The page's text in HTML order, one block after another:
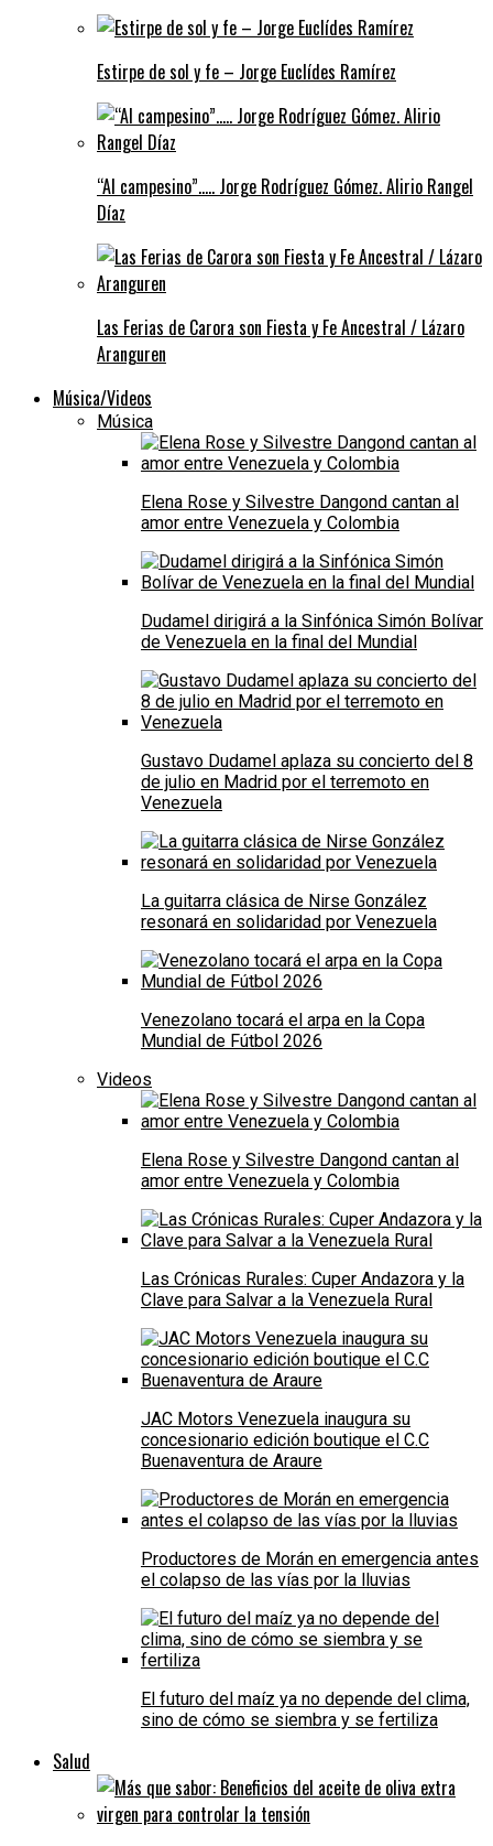
Estirpe de sol y fe – Jorge Euclídes Ramírez
“Al campesino”….. Jorge Rodríguez Gómez. Alirio Rangel
Díaz
Las Ferias de Carora son Fiesta y Fe Ancestral / Lázaro
Aranguren
Música/Videos
Música
Elena Rose y Silvestre Dangond cantan al
amor entre Venezuela y Colombia
Dudamel dirigirá a la Sinfónica Simón Bolívar
de Venezuela en la final del Mundial
Gustavo Dudamel aplaza su concierto del 8
de julio en Madrid por el terremoto en
Venezuela
La guitarra clásica de Nirse González
resonará en solidaridad por Venezuela
Venezolano tocará el arpa en la Copa
Mundial de Fútbol 2026
Videos
Elena Rose y Silvestre Dangond cantan al
amor entre Venezuela y Colombia
Las Crónicas Rurales: Cuper Andazora y la
Clave para Salvar a la Venezuela Rural
JAC Motors Venezuela inaugura su
concesionario edición boutique el C.C
Buenaventura de Araure
Productores de Morán en emergencia antes
el colapso de las vías por la lluvias
El futuro del maíz ya no depende del clima,
sino de cómo se siembra y se fertiliza
Salud